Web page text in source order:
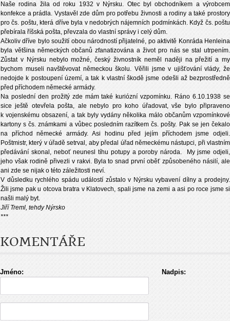
Naše rodina žila od roku 1932 v Nýrsku. Otec byl obchodníkem a výrobcem
konfekce a prádla. Vystavěl zde dům pro potřebu živnosti a rodiny a také prostory
pro čs. poštu, která dříve byla v nedobrých nájemních podmínkách. Když čs. poštu
přebírala říšská pošta, převzala do vlastní správy i celý dům.
Ačkoliv dříve bylo soužití obou národností přijatelné, po aktivitě Konráda Henleina
byla většina německých občanů zfanatizována a život pro nás se stal utrpením.
Zůstat v Nýrsku nebylo možné, český živnostník neměl naději na přežití a my
bychom museli navštěvovat německou školu. Věřili jsme v ujišťování vlády, že
nedojde k postoupení území, a tak k vlastní škodě jsme odešli až bezprostředně
před příchodem německé armády.
Na poslední den prožitý zde mám také kuriózní vzpomínku. Ráno 6.10.1938 se
sice ještě otevřela pošta, ale nebylo pro koho úřadovat, vše bylo připraveno
k vojenskému obsazení, a tak byly vydány několika málo občanům vzpomínkové
kartony s čs. známkami a vůbec posledním razítkem čs. pošty. Pak se jen čekalo
na příchod německé armády. Asi hodinu před jejím příchodem jsme odjeli.
Poštmistr, který v úřadě setrval, aby předal úřad německému nástupci, při vlastním
předávání skonal, neboť neunesl tíhu potupy a poroby národa. My jsme odjeli,
jeho však rodině přivezli v rakvi. Byla to snad první oběť způsobeného násilí, ale
ani zde se nijak o této záležitosti neví.
V důsledku rychlého spádu událostí zůstalo v Nýrsku vybavení dílny a prodejny.
Žili jsme pak u otcova bratra v Klatovech, spali jsme na zemi a asi po roce jsme si
našli malý byt.
Jiří Treml, tehdy Nýrsko
***
KOMENTÁŘE
Jméno: Nadpis: